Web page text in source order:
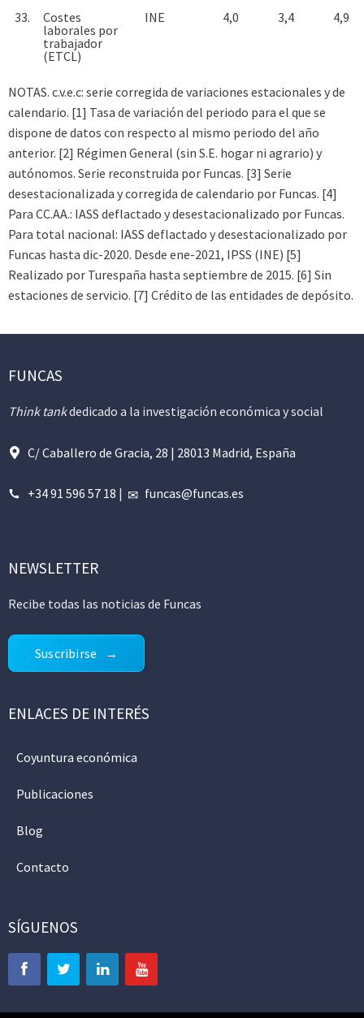
33.
Costes
laborales por
trabajador
(ETCL)
INE 4,0 3,4 4,9
NOTAS. c.v.e.c: serie corregida de variaciones estacionales y de
calendario. [1] Tasa de variación del periodo para el que se
dispone de datos con respecto al mismo periodo del año
anterior. [2] Régimen General (sin S.E. hogar ni agrario) y
autónomos. Serie reconstruida por Funcas. [3] Serie
desestacionalizada y corregida de calendario por Funcas. [4]
Para CC.AA.: IASS deflactado y desestacionalizado por Funcas.
Para total nacional: IASS deflactado y desestacionalizado por
Funcas hasta dic-2020. Desde ene-2021, IPSS (INE) [5]
Realizado por Turespaña hasta septiembre de 2015. [6] Sin
estaciones de servicio. [7] Crédito de las entidades de depósito.
FUNCAS
Think tankdedicado a la investigación económica y social
C/ Caballero de Gracia, 28 | 28013 Madrid, España
+34 91 596 57 18 | funcas@funcas.es
NEWSLETTER
Recibe todas las noticias de Funcas
Suscribirse
ENLACES DE INTERÉS
Coyuntura económica
Publicaciones
Blog
Contacto
SÍGUENOS